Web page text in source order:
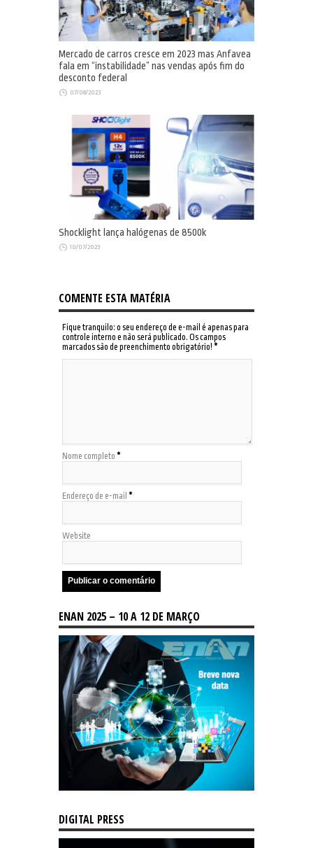
Mercado de carros cresce em 2023 mas Anfavea
fala em “instabilidade” nas vendas após fim do
desconto federal
07/08/2023
Shocklight lança halógenas de 8500k
10/07/2023
COMENTE ESTA MATÉRIA
Fique tranquilo: o seu endereço de e-mail é apenas para
controle interno e não será publicado. Os campos
marcados são de preenchimento obrigatório! *
Nome completo *
Endereço de e-mail *
Website
ENAN 2025 – 10 A 12 DE MARÇO
DIGITAL PRESS